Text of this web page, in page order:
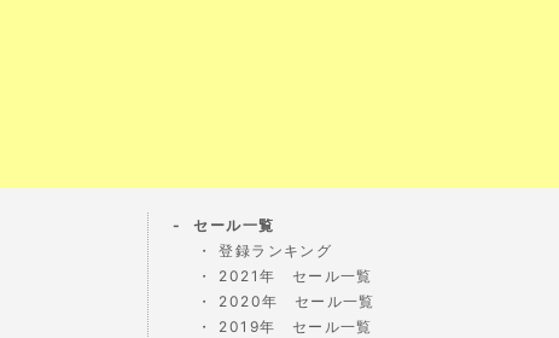
セール一覧
登録ランキング
2021年 セール一覧
2020年 セール一覧
2019年 セール一覧